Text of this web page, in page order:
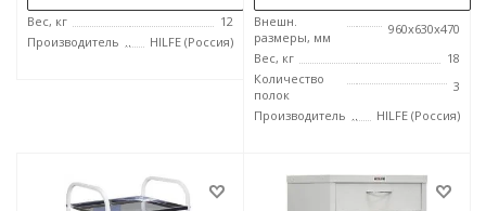
Вес, кг
12
Производитель
HILFE (Россия)
Внешн.
размеры, мм
960x630x470
Вес, кг
18
Количество
полок
3
Производитель
HILFE (Россия)